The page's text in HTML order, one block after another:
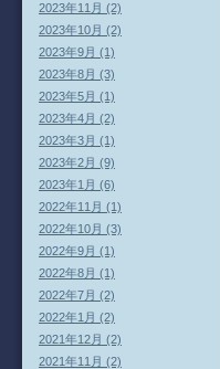
2023年11月 (2)
2023年10月 (2)
2023年9月 (1)
2023年8月 (3)
2023年5月 (1)
2023年4月 (2)
2023年3月 (1)
2023年2月 (9)
2023年1月 (6)
2022年11月 (1)
2022年10月 (3)
2022年9月 (1)
2022年8月 (1)
2022年7月 (2)
2022年1月 (2)
2021年12月 (2)
2021年11月 (2)